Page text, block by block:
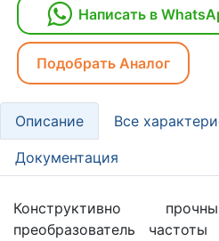
Написать в
Подобрать Аналог
Описание Все
Документация
Конструктивно
преобразователь частоты